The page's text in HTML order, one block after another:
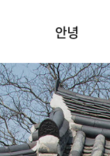
안녕